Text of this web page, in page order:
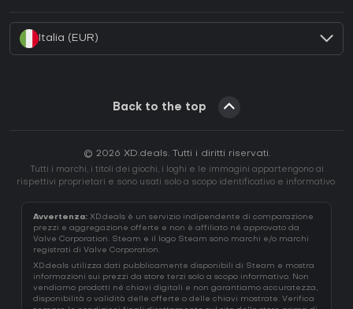
Italia (EUR)
Back to the top
© 2026 XD.deals. Tutti i diritti riservati.
Tutti i marchi, i titoli dei giochi, i loghi e le immagini appartengono ai
rispettivi proprietari e sono usati solo a scopo identificativo e informativo.
Avvertenza: XD.deals è un servizio indipendente di comparazione
prezzi e aggregazione offerte e non è affiliato né approvato da
Valve Corporation. Steam e il logo Steam sono marchi e/o marchi
registrati di Valve Corporation.
XD.deals utilizza dati pubblicamente disponibili di Steam e mostra
informazioni sui prezzi da store terzi solo a scopo informativo. Non
vendiamo prodotti né chiavi digitali e non garantiamo accuratezza,
disponibilità o validità delle offerte o delle chiavi mostrate. Verifica